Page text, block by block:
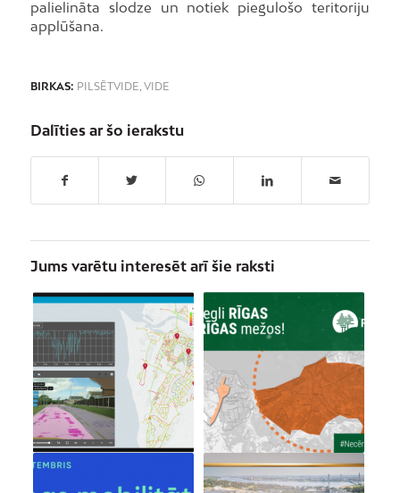
palielināta slodze un notiek piegulošo teritoriju
applūšana.
BIRKAS: PILSĒTVIDE, VIDE
Dalīties ar šo ierakstu
Jums varētu interesēt arī šie raksti